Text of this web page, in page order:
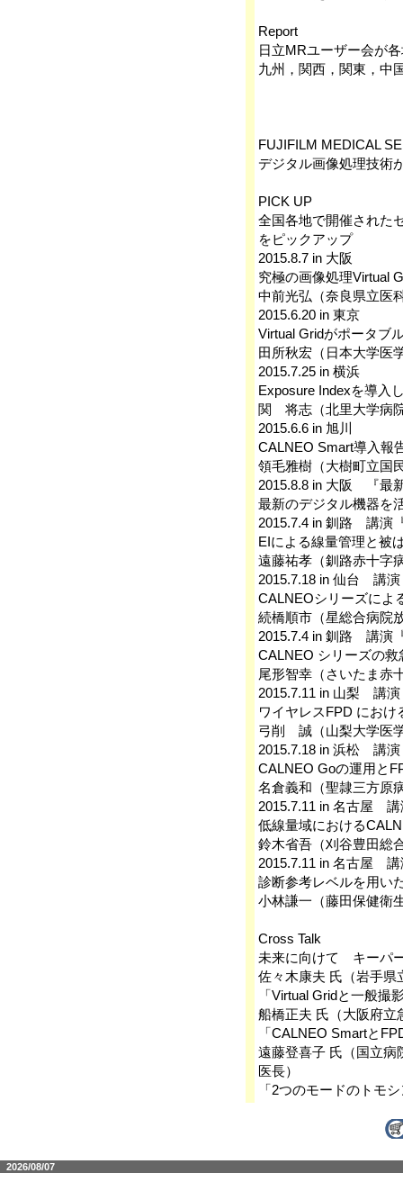
Report
日立MRユーザー会が
九州，関西，関東，中
FUJIFILM MEDICAL
デジタル画像処理技術
PICK UP
全国各地で開催された
をピックアップ
2015.8.7 in 大阪
究極の画像処理Virtual
中前光弘（奈良県立医
2015.6.20 in 東京
Virtual Gridがポータブ
田所秋宏（日本大学医
2015.7.25 in 横浜
Exposure Indexを導入
関 将志（北里大学病
2015.6.6 in 旭川
CALNEO Smart導入報
領毛雅樹（大樹町立国
2015.8.8 in 大阪 『最
最新のデジタル機器を
2015.7.4 in 釧路 講演
EIによる線量管理と被
遠藤祐孝（釧路赤十字
2015.7.18 in 仙台 講演
CALNEOシリーズによ
続橋順市（星総合病院
2015.7.4 in 釧路 講演
CALNEO シリーズの
尾形智幸（さいたま赤
2015.7.11 in 山梨 講演
ワイヤレスFPD におけ
弓削 誠（山梨大学医
2015.7.18 in 浜松 講演
CALNEO Goの運用と
名倉義和（聖隷三方原
2015.7.11 in 名古屋 講
低線量域における
鈴木省吾（刈谷豊田総
2015.7.11 in 名古屋 講
診断参考レベルを用い
小林謙一（藤田保健衛
Cross Talk
未来に向けて キーパ
佐々木康夫 氏（岩手県
「Virtual Gridと一般撮
船橋正夫 氏（大阪府立
「CALNEO Smartと
遠藤登喜子 氏（国立病
医長）
「2つのモードのトモ
2026/08/07